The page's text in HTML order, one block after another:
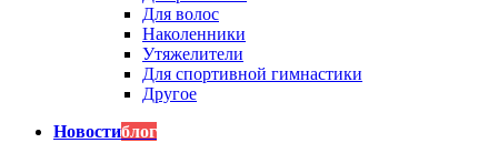
Для волос
Наколенники
Утяжелители
Для спортивной гимнастики
Другое
Новостиблог